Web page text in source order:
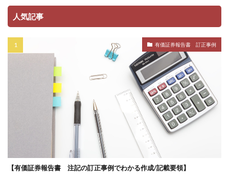
人気記事
有価証券報告書 訂正事例
【有価証券報告書 注記の訂正事例でわかる作成/記載要領】